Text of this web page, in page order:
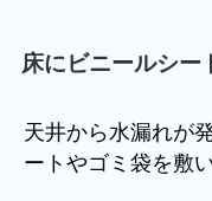
床にビニールシー
天井から水漏れが
ートやゴミ袋を敷